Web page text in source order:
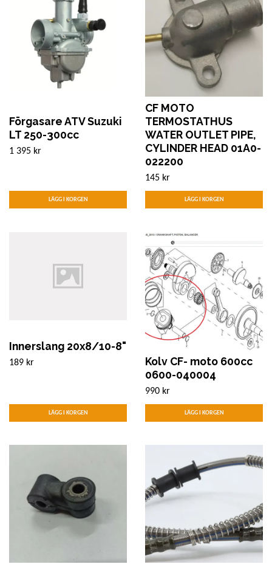
Förgasare ATV Suzuki
LT 250-300cc
1 395 kr
CF MOTO
TERMOSTATHUS
WATER OUTLET PIPE,
CYLINDER HEAD 01A0-
022200
145 kr
Innerslang 20x8/10-8"
189 kr
Kolv CF- moto 600cc
0600-040004
990 kr